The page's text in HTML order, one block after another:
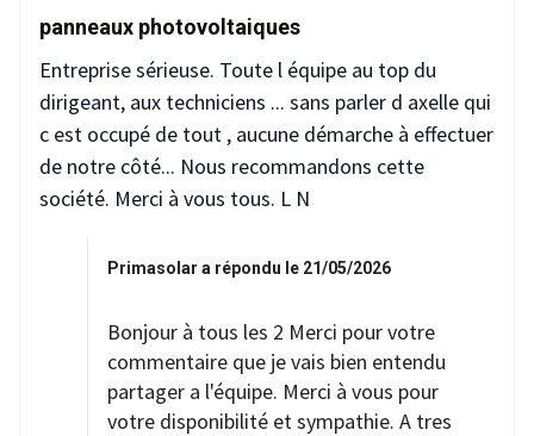
panneaux photovoltaiques
Entreprise sérieuse. Toute l équipe au top du
dirigeant, aux techniciens ... sans parler d axelle qui
c est occupé de tout , aucune démarche à effectuer
de notre côté... Nous recommandons cette
société. Merci à vous tous. L N
Primasolar a répondu le 21/05/2026
Bonjour à tous les 2 Merci pour votre
commentaire que je vais bien entendu
partager a l'équipe. Merci à vous pour
votre disponibilité et sympathie. A tres